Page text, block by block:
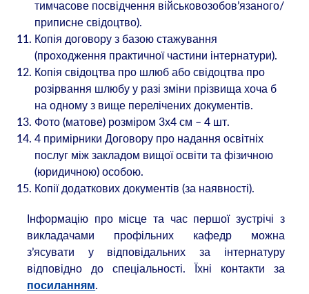
тимчасове посвідчення військовозобов’язаного/
приписне свідоцтво).
Копія договору з базою стажування
(проходження практичної частини інтернатури).
Копія свідоцтва про шлюб або свідоцтва про
розірвання шлюбу у разі зміни прізвища хоча б
на одному з вище перелічених документів.
Фото (матове) розміром 3х4 см – 4 шт.
4 примірники Договору про надання освітніх
послуг між закладом вищої освіти та фізичною
(юридичною) особою.
Копії додаткових документів (за наявності).
Інформацію про місце та час першої зустрічі з
викладачами профільних кафедр можна
з’ясувати у відповідальних за інтернатуру
відповідно до спеціальності. Їхні контакти за
посиланням.